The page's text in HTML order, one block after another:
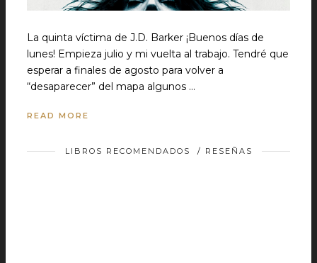
La quinta víctima de J.D. Barker ¡Buenos días de
lunes! Empieza julio y mi vuelta al trabajo. Tendré que
esperar a finales de agosto para volver a
“desaparecer” del mapa algunos …
READ MORE
LIBROS RECOMENDADOS / RESEÑAS